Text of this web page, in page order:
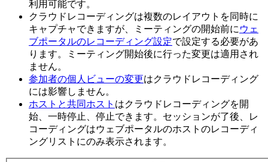
利用可能です。
クラウドレコーディングは複数のレイアウトを同時に
キャプチャできますが、ミーティングの開始前に ウェ
ブポータルのレコーディング設定で設定する必要があ
ります。ミーティング開始後に行った変更は適用され
ません。
参加者の個人ビューの変更はクラウドレコーディング
には影響しません。
ホストと共同ホスト はクラウドレコーディングを開
始、一時停止、停止できます。セッションが了後、レ
コーディングはウェブポータルのホストのレコーディ
ングリストにのみ表示されます。